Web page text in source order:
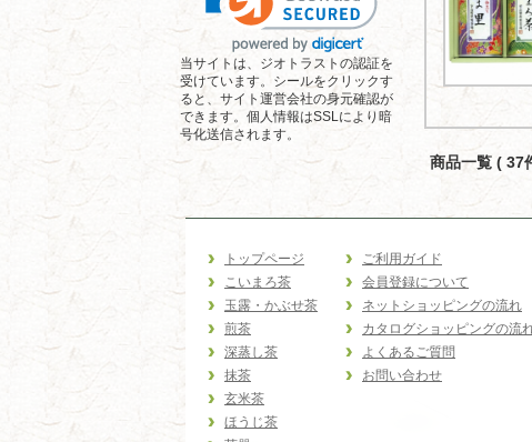
当サイトは、ジオトラストの認証を
受けています。シールをクリックす
ると、サイト運営会社の身元確認が
できます。個人情報はSSLにより暗
号化送信されます。
商品一覧 ( 37
トップページ
こいまろ茶
玉露・かぶせ茶
煎茶
深蒸し茶
抹茶
玄米茶
ほうじ茶
ご利用ガイド
会員登録について
ネットショッピングの流れ
カタログショッピングの流
よくあるご質問
お問い合わせ